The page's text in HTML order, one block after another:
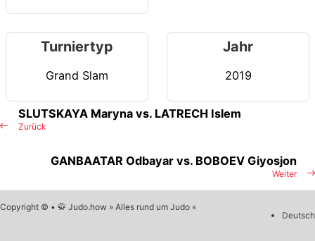
Turniertyp
Grand Slam
Jahr
2019
Zurück
SLUTSKAYA Maryna vs. LATRECH Islem
Weiter
GANBAATAR Odbayar vs. BOBOEV Giyosjon
Copyright © • 🥋 Judo.how » Alles rund um Judo «
Deutsch